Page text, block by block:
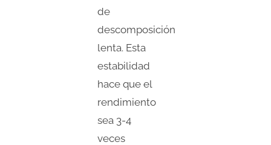
de
descomposición
lenta. Esta
estabilidad
hace que el
rendimiento
sea 3-4
veces